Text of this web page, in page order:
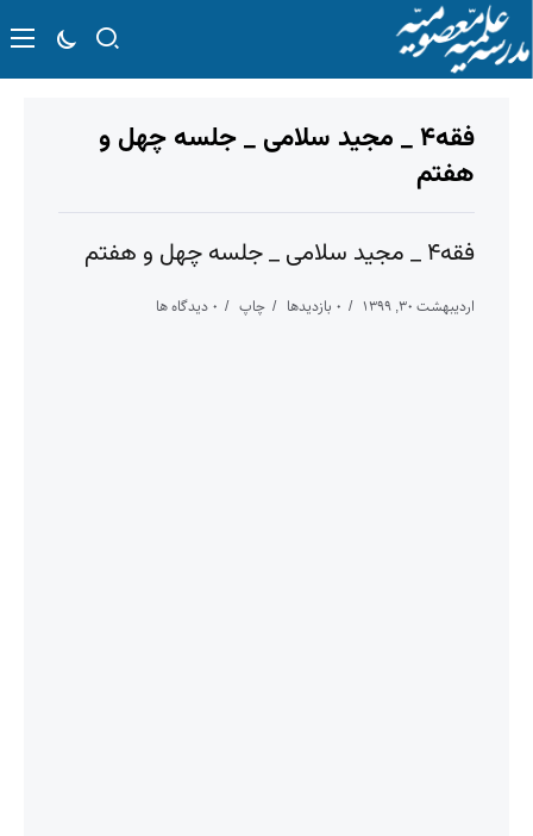
فقه۴ _ مجید سلامی _ جلسه چهل و
هفتم
فقه۴ _ مجید سلامی _ جلسه چهل و هفتم
اردیبهشت ۳۰, ۱۳۹۹ ۰ بازدیدها چاپ ۰ دیدگاه ها